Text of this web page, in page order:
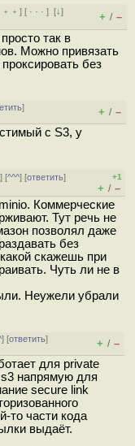
] [ · · ·][↓]
+ / –
так в
Можно привязать
без
]
+ / –
с S3, у
] [^^^] [ответить]
+1
+ / –
Коммерческие
Тут речь не
позволял даже
без
скажешь при
Чуть ли не в
Неужели убрали
] [ответить]
+ / –
для private
s3 напрямую для
secure link
то части кода
выдаёт.